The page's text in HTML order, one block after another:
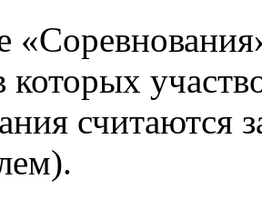
которых
считаются